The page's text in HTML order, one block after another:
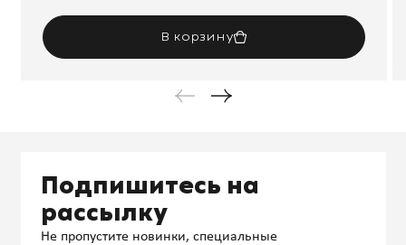
В корзину
Подпишитесь на
рассылку
Не пропустите новинки, специальные